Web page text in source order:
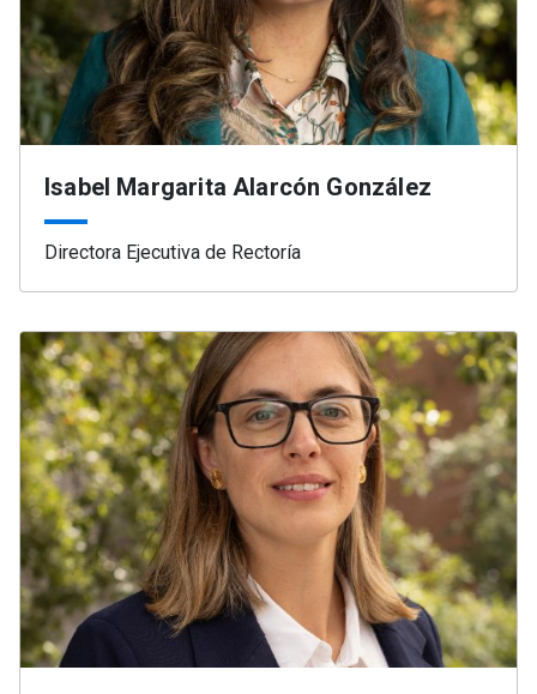
Isabel Margarita Alarcón González
Directora Ejecutiva de Rectoría